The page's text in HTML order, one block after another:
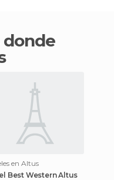
en Altus
Best Western Altus